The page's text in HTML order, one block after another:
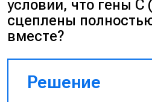
условии, что гены С
сцеплены
вместе?
Решение